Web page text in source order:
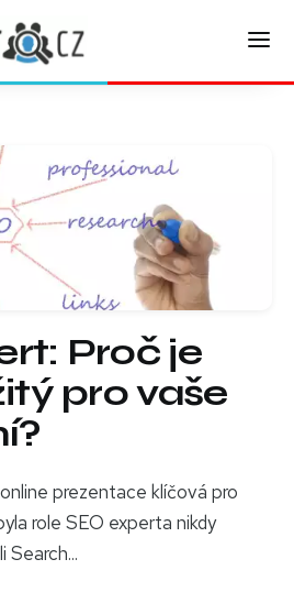
Proč je
pro vaše
prezentace klíčová pro
role SEO experta nikdy
Search...